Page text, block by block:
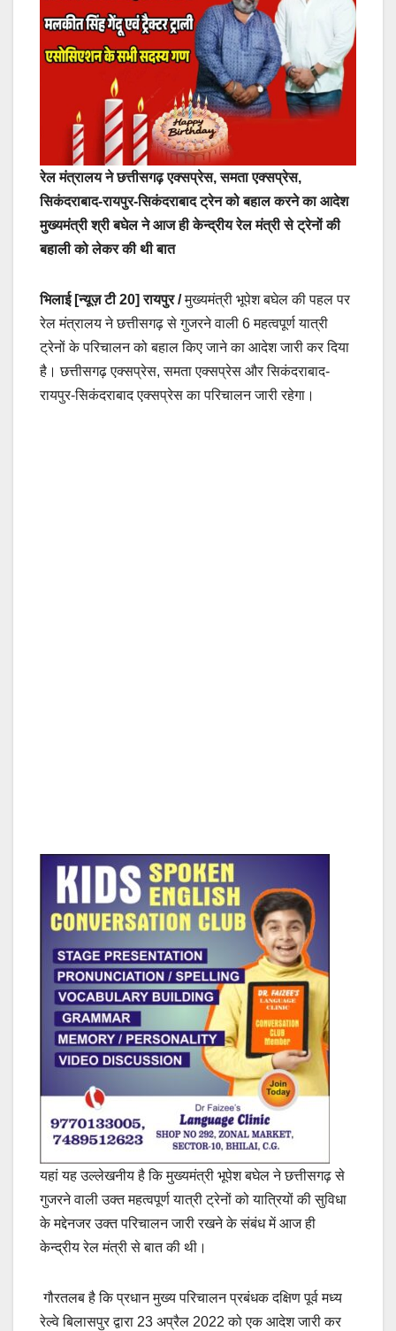
रेल मंत्रालय ने छत्तीसगढ़ एक्सप्रेस, समता एक्सप्रेस,
सिकंदराबाद-रायपुर-सिकंदराबाद ट्रेन को बहाल करने का आदेश
मुख्यमंत्री श्री बघेल ने आज ही केन्द्रीय रेल मंत्री से ट्रेनों की
बहाली को लेकर की थी बात
भिलाई [न्यूज़ टी 20] रायपुर /मुख्यमंत्री भूपेश बघेल की पहल पर
रेल मंत्रालय ने छत्तीसगढ़ से गुजरने वाली 6 महत्वपूर्ण यात्री
ट्रेनों के परिचालन को बहाल किए जाने का आदेश जारी कर दिया
है। छत्तीसगढ़ एक्सप्रेस, समता एक्सप्रेस और सिकंदराबाद-
रायपुर-सिकंदराबाद एक्सप्रेस का परिचालन जारी रहेगा।
यहां यह उल्लेखनीय है कि मुख्यमंत्री भूपेश बघेल ने छत्तीसगढ़ से
गुजरने वाली उक्त महत्वपूर्ण यात्री ट्रेनों को यात्रियों की सुविधा
के मद्देनजर उक्त परिचालन जारी रखने के संबंध में आज ही
केन्द्रीय रेल मंत्री से बात की थी।
गौरतलब है कि प्रधान मुख्य परिचालन प्रबंधक दक्षिण पूर्व मध्य
रेल्वे बिलासपुर द्वारा 23 अप्रैल 2022 को एक आदेश जारी कर